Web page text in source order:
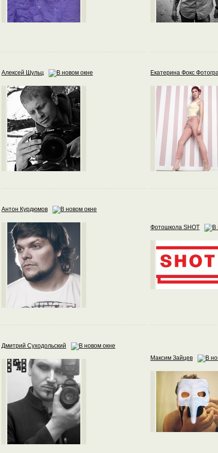
Алексей Шульц Екатерина Фокс
Антон Курдюмов
Фотошкола SHOT
Дмитрий Суходольский
Максим Зайцев